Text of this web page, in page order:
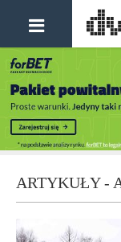
ARTYKUŁY -